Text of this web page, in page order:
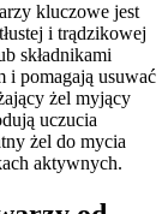
kluczowe jest
i trądzikowej
składnikami
i pomagają usuwać
żel myjący
uczucia
żel do mycia
aktywnych.